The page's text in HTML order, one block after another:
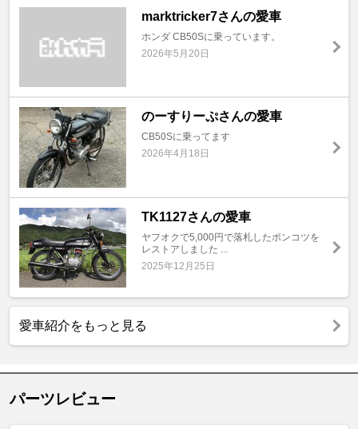
marktricker7さんの愛車
ホンダ CB50Sに乗っています。
2026年5月20日
のーすりーぷさんの愛車
CB50Sに乗ってます
2026年4月18日
TK1127さんの愛車
ヤフオクで5,000円で落札したポンコツを
レストアしました ...
2025年12月25日
愛車紹介をもっと見る
パーツレビュー